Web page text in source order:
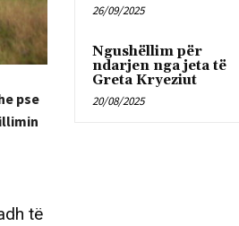
pse
të
26/09/2025
Ngushëllim për
ndarjen nga jeta të
Greta Kryeziut
20/08/2025